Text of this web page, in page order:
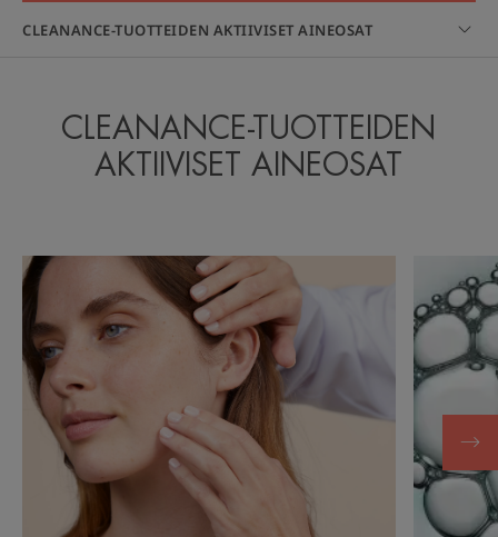
CLEANANCE-TUOTTEIDEN AKTIIVISET AINEOSAT
CLEANANCE-TUOTTEIDEN
AKTIIVISET AINEOSAT